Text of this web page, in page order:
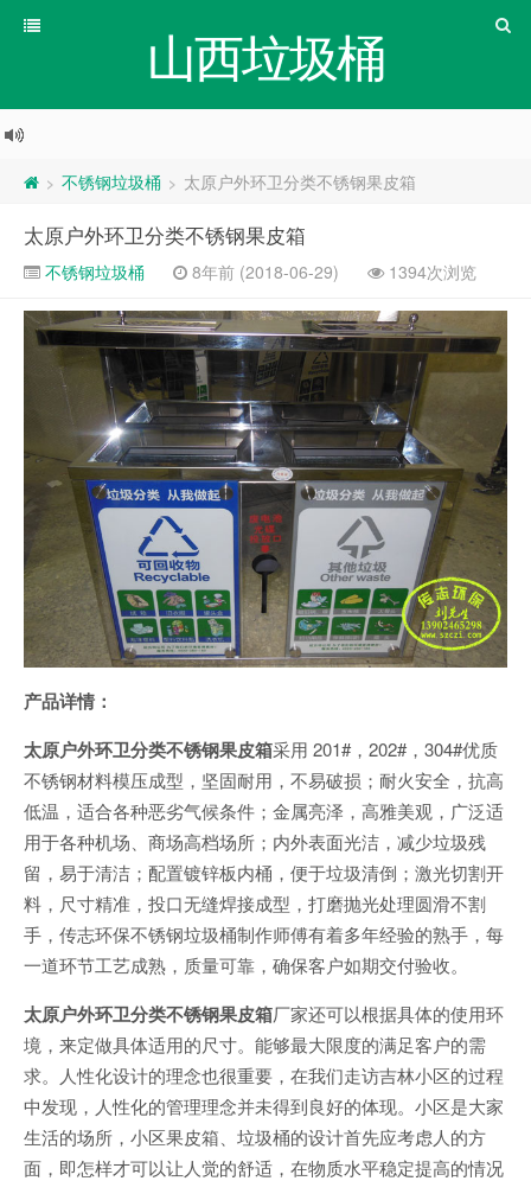
山西垃圾桶
> 不锈钢垃圾桶 > 太原户外环卫分类不锈钢果皮箱
太原户外环卫分类不锈钢果皮箱
不锈钢垃圾桶 8年前 (2018-06-29) 1394次浏览
产品详情：
太原户外环卫分类不锈钢果皮箱采用 201#，202#，304#优质
不锈钢材料模压成型，坚固耐用，不易破损；耐火安全，抗高
低温，适合各种恶劣气候条件；金属亮泽，高雅美观，广泛适
用于各种机场、商场高档场所；内外表面光洁，减少垃圾残
留，易于清洁；配置镀锌板内桶，便于垃圾清倒；激光切割开
料，尺寸精准，投口无缝焊接成型，打磨抛光处理圆滑不割
手，传志环保不锈钢垃圾桶制作师傅有着多年经验的熟手，每
一道环节工艺成熟，质量可靠，确保客户如期交付验收。
太原户外环卫分类不锈钢果皮箱厂家还可以根据具体的使用环
境，来定做具体适用的尺寸。能够最大限度的满足客户的需
求。人性化设计的理念也很重要，在我们走访吉林小区的过程
中发现，人性化的管理理念并未得到良好的体现。小区是大家
生活的场所，小区果皮箱、垃圾桶的设计首先应考虑人的方
面，即怎样才可以让人觉的舒适，在物质水平稳定提高的情况